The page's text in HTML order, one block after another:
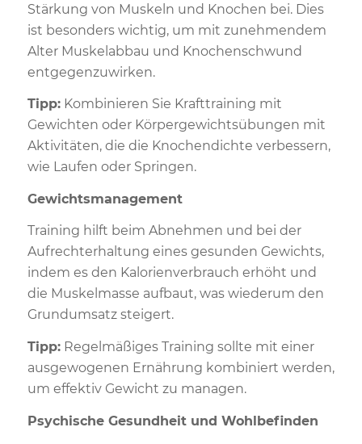
Stärkung von Muskeln und Knochen bei. Dies
ist besonders wichtig, um mit zunehmendem
Alter Muskelabbau und Knochenschwund
entgegenzuwirken.
Tipp:Kombinieren Sie Krafttraining mit
Gewichten oder Körpergewichtsübungen mit
Aktivitäten, die die Knochendichte verbessern,
wie Laufen oder Springen.
Gewichtsmanagement
Training hilft beim Abnehmen und bei der
Aufrechterhaltung eines gesunden Gewichts,
indem es den Kalorienverbrauch erhöht und
die Muskelmasse aufbaut, was wiederum den
Grundumsatz steigert.
Tipp:Regelmäßiges Training sollte mit einer
ausgewogenen Ernährung kombiniert werden,
um effektiv Gewicht zu managen.
Psychische Gesundheit und Wohlbefinden